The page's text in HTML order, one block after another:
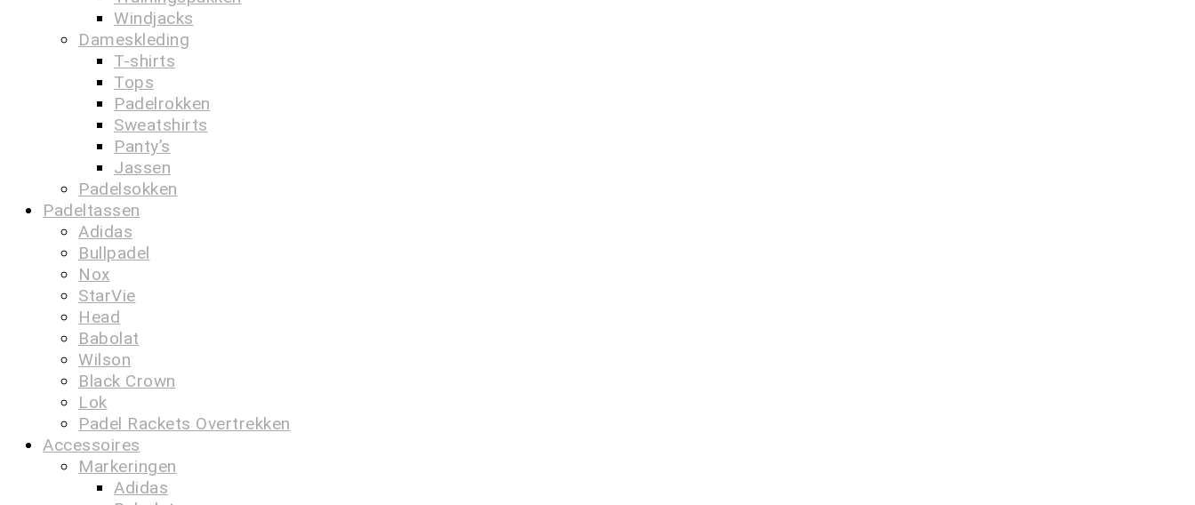
Windjacks
Dameskleding
T-shirts
Tops
Padelrokken
Sweatshirts
Panty’s
Jassen
Padelsokken
Padeltassen
Adidas
Bullpadel
Nox
StarVie
Head
Babolat
Wilson
Black Crown
Lok
Padel Rackets Overtrekken
Accessoires
Markeringen
Adidas